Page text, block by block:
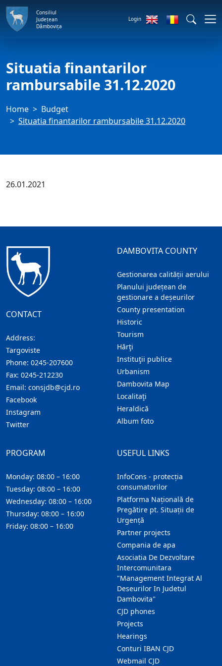
Consiliul
Județean
Dâmbovița
Login
Situatia finantarilor
rambursabile 31.12.2020
Home
Budget
Situatia finantarilor rambursabile 31.12.2020
26.01.2021
CONTACT
Address:
Targoviste
Phone: 0245-207600
Fax: 0245-212230
Email: consjdb@cjd.ro
Facebook
Instagram
Twitter
DAMBOVITA COUNTY
Gestionarea calității aerului
Planului județean de
gestionare a deșeurilor
County presentation
Historic
Tourism
Hărţi
Instituţii publice
Urbanism
Dambovita Map
Localitaţi
Heraldică
Album foto
USEFUL LINKS
InfoCons - protecția
consumatorilor
Platforma Națională de
Pregătire pt. Situații de
Urgență
Partner projects
Compania de apa
Asociatia De Dezvoltare
Intercomunitara
"Management Integrat Al
Deseurilor In Judetul
Dambovita"
CJD phones
Projects
Hearings
Conturi IBAN CJD
Webmail CJD
PROGRAM
Monday: 08:00 – 16:00
Tuesday: 08:00 – 16:00
Wednesday: 08:00 – 16:00
Thursday: 08:00 – 16:00
Friday: 08:00 – 16:00